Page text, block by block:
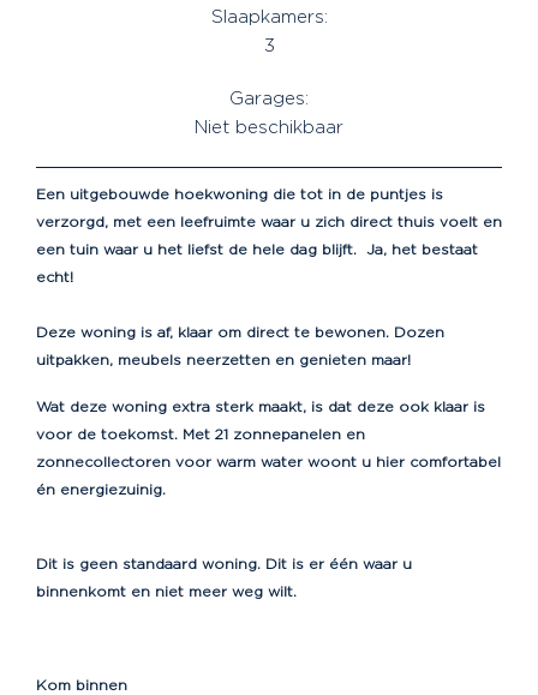
Slaapkamers:
3
Garages:
Niet beschikbaar
Een uitgebouwde hoekwoning die tot in de puntjes is
verzorgd, met een leefruimte waar u zich direct thuis voelt en
een tuin waar u het liefst de hele dag blijft.
Ja, het bestaat
echt!
Deze woning is af, klaar om direct te bewonen. Dozen
uitpakken, meubels neerzetten en genieten maar!
Wat deze woning extra sterk maakt, is dat deze ook klaar is
voor de toekomst. Met 21 zonnepanelen en
zonnecollectoren voor warm water woont u hier comfortabel
én energiezuinig.
Dit is geen standaard woning. Dit is er één waar u
binnenkomt en niet meer weg wilt.
Kom binnen